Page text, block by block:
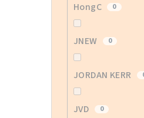
HongC 0
JNEW 0
JORDAN KERR
JVD 0